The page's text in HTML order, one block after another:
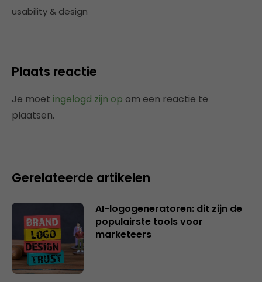
usability & design
Plaats reactie
Je moet ingelogd zijn op om een reactie te
plaatsen.
Gerelateerde artikelen
AI-logogeneratoren: dit zijn de
populairste tools voor
marketeers